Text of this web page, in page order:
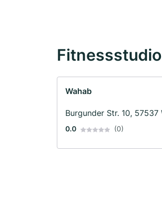
Wahab
Burgunder Str. 10, 57537
0.0 (0)